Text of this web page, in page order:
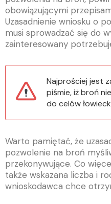
obowiązującymi
Uzasadnienie wniosku o
musi sprowadzać się do
zainteresowany
Najprościej jest
piśmie, iż broń
do celów
Warto pamiętać, że
pozwolenie na broń
przekonywujące. Co
także wskazana liczba i
wnioskodawca chce